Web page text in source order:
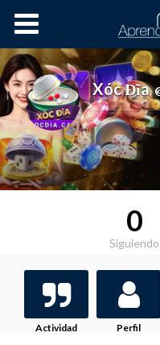
Cursos OnLine
Xóc Đĩa,
0
Siguiendo
Actividad Perfil